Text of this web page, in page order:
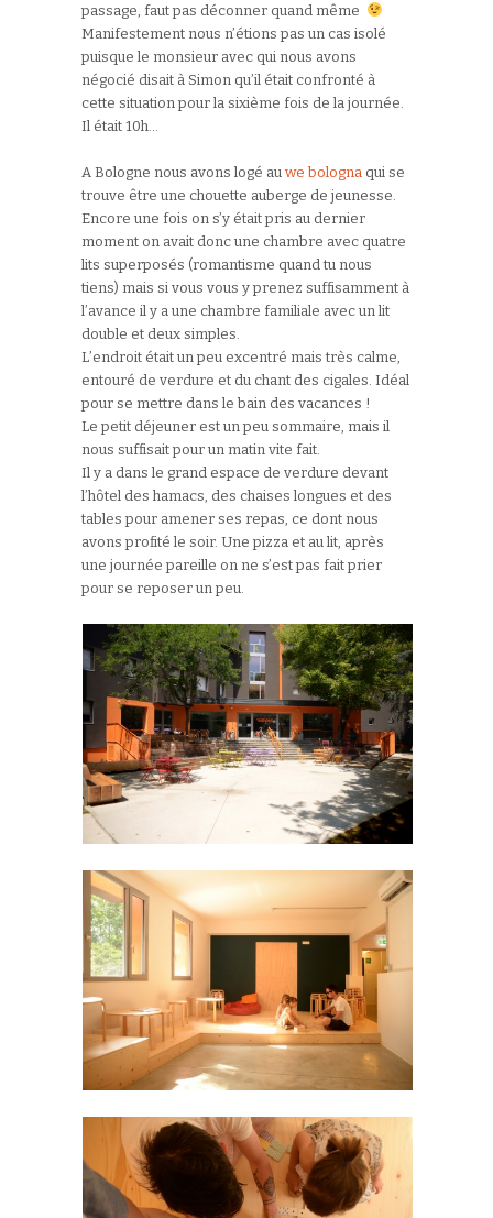
passage, faut pas déconner quand même
Manifestement nous n’étions pas un cas isolé
puisque le monsieur avec qui nous avons
négocié disait à Simon qu’il était confronté à
cette situation pour la sixième fois de la journée.
Il était 10h…
A Bologne nous avons logé au we bologna qui se
trouve être une chouette auberge de jeunesse.
Encore une fois on s’y était pris au dernier
moment on avait donc une chambre avec quatre
lits superposés (romantisme quand tu nous
tiens) mais si vous vous y prenez suffisamment à
l’avance il y a une chambre familiale avec un lit
double et deux simples.
L’endroit était un peu excentré mais très calme,
entouré de verdure et du chant des cigales. Idéal
pour se mettre dans le bain des vacances !
Le petit déjeuner est un peu sommaire, mais il
nous suffisait pour un matin vite fait.
Il y a dans le grand espace de verdure devant
l’hôtel des hamacs, des chaises longues et des
tables pour amener ses repas, ce dont nous
avons profité le soir. Une pizza et au lit, après
une journée pareille on ne s’est pas fait prier
pour se reposer un peu.